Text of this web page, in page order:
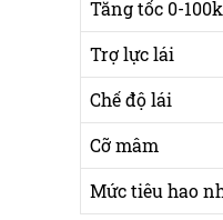
Tăng tốc 0-
Trợ lực lái
Chế độ lái
Cỡ mâm
Mức tiêu hao